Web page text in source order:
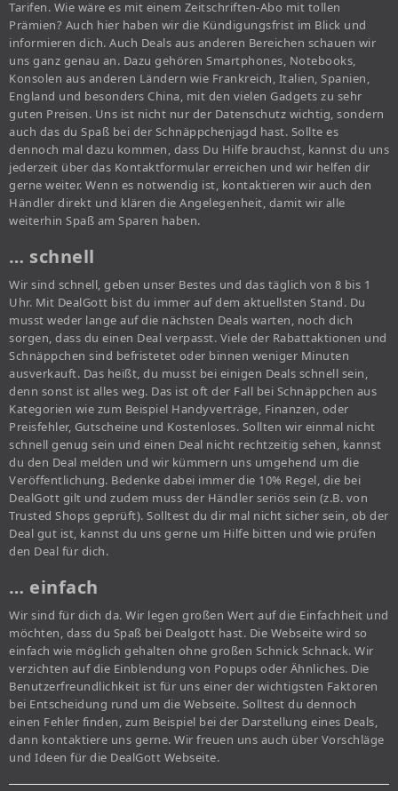
Tarifen. Wie wäre es mit einem Zeitschriften-Abo mit tollen
Prämien? Auch hier haben wir die Kündigungsfrist im Blick und
informieren dich. Auch Deals aus anderen Bereichen schauen wir
uns ganz genau an. Dazu gehören Smartphones, Notebooks,
Konsolen aus anderen Ländern wie Frankreich, Italien, Spanien,
England und besonders China, mit den vielen Gadgets zu sehr
guten Preisen. Uns ist nicht nur der Datenschutz wichtig, sondern
auch das du Spaß bei der Schnäppchenjagd hast. Sollte es
dennoch mal dazu kommen, dass Du Hilfe brauchst, kannst du uns
jederzeit über das Kontaktformular erreichen und wir helfen dir
gerne weiter. Wenn es notwendig ist, kontaktieren wir auch den
Händler direkt und klären die Angelegenheit, damit wir alle
weiterhin Spaß am Sparen haben.
… schnell
Wir sind schnell, geben unser Bestes und das täglich von 8 bis 1
Uhr. Mit DealGott bist du immer auf dem aktuellsten Stand. Du
musst weder lange auf die nächsten Deals warten, noch dich
sorgen, dass du einen Deal verpasst. Viele der Rabattaktionen und
Schnäppchen sind befristetet oder binnen weniger Minuten
ausverkauft. Das heißt, du musst bei einigen Deals schnell sein,
denn sonst ist alles weg. Das ist oft der Fall bei Schnäppchen aus
Kategorien wie zum Beispiel Handyverträge, Finanzen, oder
Preisfehler, Gutscheine und Kostenloses. Sollten wir einmal nicht
schnell genug sein und einen Deal nicht rechtzeitig sehen, kannst
du den Deal melden und wir kümmern uns umgehend um die
Veröffentlichung. Bedenke dabei immer die 10% Regel, die bei
DealGott gilt und zudem muss der Händler seriös sein (z.B. von
Trusted Shops geprüft). Solltest du dir mal nicht sicher sein, ob der
Deal gut ist, kannst du uns gerne um Hilfe bitten und wie prüfen
den Deal für dich.
… einfach
Wir sind für dich da. Wir legen großen Wert auf die Einfachheit und
möchten, dass du Spaß bei Dealgott hast. Die Webseite wird so
einfach wie möglich gehalten ohne großen Schnick Schnack. Wir
verzichten auf die Einblendung von Popups oder Ähnliches. Die
Benutzerfreundlichkeit ist für uns einer der wichtigsten Faktoren
bei Entscheidung rund um die Webseite. Solltest du dennoch
einen Fehler finden, zum Beispiel bei der Darstellung eines Deals,
dann kontaktiere uns gerne. Wir freuen uns auch über Vorschläge
und Ideen für die DealGott Webseite.